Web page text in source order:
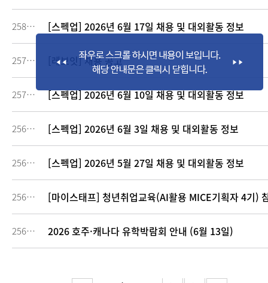
258057 [스펙업] 2026년 6월 17일 채용 및 대외활동 정보
257638 [레브잇] 채용 공고
257617 [스펙업] 2026년 6월 10일 채용 및 대외활동 정보
256887 [스펙업] 2026년 6월 3일 채용 및 대외활동 정보
256423 [스펙업] 2026년 5월 27일 채용 및 대외활동 정보
256296 [마이스태프] 청년취업교육(AI활용 MICE기획자 4기)
256151 2026 호주·캐나다 유학박람회 안내 (6월 13일)